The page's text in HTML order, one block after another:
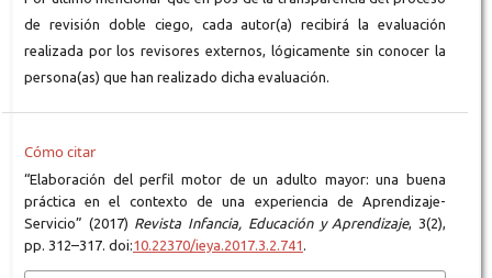
de revisión doble ciego, cada autor(a) recibirá la evaluación
realizada por los revisores externos, lógicamente sin conocer la
persona(as) que han realizado dicha evaluación.
Cómo citar
“Elaboración del perfil motor de un adulto mayor: una buena
práctica en el contexto de una experiencia de Aprendizaje-
Servicio” (2017) Revista Infancia, Educación y Aprendizaje, 3(2),
pp. 312–317. doi:10.22370/ieya.2017.3.2.741 .